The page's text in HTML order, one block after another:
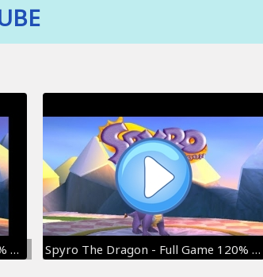
Spyro the Dragon - Complete 120% Walkthrough - All Dragons, All Gems, All Eggs (Longplay) Spyro The Dragon - Full Game 120% Walkthrough